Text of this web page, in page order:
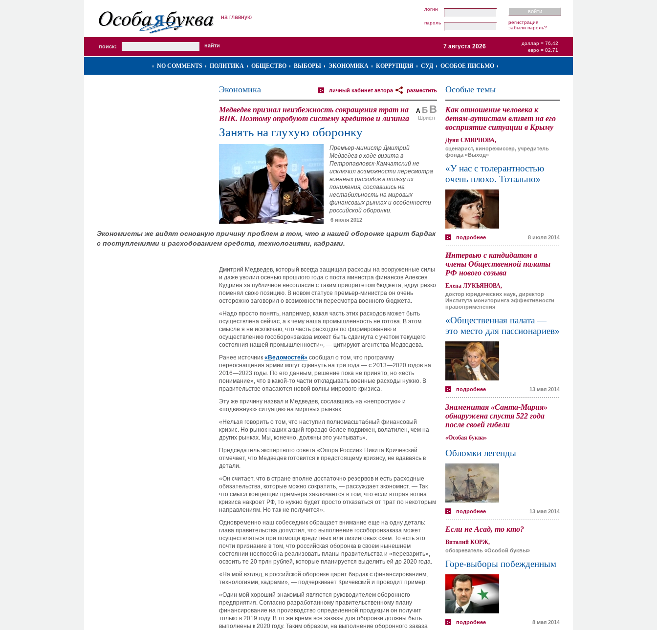
на главную
логин
пароль
регистрация
забыли пароль?
поиск:
доллар = 76,42
евро = 82,71
7 августа 2026
NO COMMENTS ПОЛИТИКА ОБЩЕСТВО ВЫБОРЫ ЭКОНОМИКА КОРРУПЦИЯ СУД ОСОБОЕ ПИСЬМО
Экономика разместить
личный кабинет автора
А Б В
Шрифт
Медведев признал неизбежность сокращения трат на
ВПК. Поэтому опробуют систему кредитов и лизинга
Занять на глухую оборонку
Премьер-министр Дмитрий
Медведев в ходе визита в
Петропавловск-Камчатский не
исключил возможности пересмотра
военных расходов в пользу их
понижения, сославшись на
нестабильность на мировых
финансовых рынках и особенности
российской оборонки.
6 июля 2012
Экономисты же видят основную причину проблем в том, что в нашей оборонке царит бардак
с поступлениями и расходованием средств, технологиями, кадрами.
Дмитрий Медведев, который всегда защищал расходы на вооруженные силы
и даже уволил осенью прошлого года с поста министра финансов Алексея
Кудрина за публичное несогласие с таким приоритетом бюджета, вдруг резко
поменял свою позицию. В новом статусе премьер-министра он очень
осторожно заговорил о возможности пересмотра военного бюджета.
«Надо просто понять, например, какая часть этих расходов может быть
осуществлена сейчас, а к чему наша промышленность не готова. В этом
смысле я не исключаю, что часть расходов по формированию и
осуществлению гособоронзаказа может быть сдвинута с учетом текущего
состояния нашей промышленности», — цитируют агентства Медведева.
Ранее источник «Ведомостей» сообщал о том, что программу
переоснащения армии могут сдвинуть на три года — с 2013—2020 годов на
2016—2023 годы. По его данным, решение пока не принято, но «есть
понимание», что в какой-то части откладывать военные расходы нужно. В
правительстве опасаются новой волны мирового кризиса.
Эту же причину назвал и Медведев, сославшись на «непростую» и
«подвижную» ситуацию на мировых рынках:
«Нельзя говорить о том, что наступил полномасштабный финансовый
кризис. Но рынок наших акций гораздо более подвижен, волатилен, чем на
других рынках. Мы, конечно, должны это учитывать».
Председатель экспертного совета «Опора России» Никита Кричевский
отмечает, что Медведев готовится к предстоящему кризису, не вдаваясь в
детали.
«Он считает, что в стране вполне достаточно резервов и есть расходные
обязательства, которые можно сократить, — рассуждает экономист. — Так
что смысл концепции премьера заключается в том, что если вторая волна
кризиса накроет РФ, то нужно будет просто отказаться от трат по некоторым
направлениям. Но так не получится».
Одновременно наш собеседник обращает внимание еще на одну деталь:
глава правительства допустил, что выполнение гособоронзаказа может
осуществляться при помощи кредитных или лизинговых схем. То есть это
почти признание в том, что российская оборонка в своем нынешнем
состоянии неспособна реализовать планы правительства и «переварить»,
освоить те 20 трлн рублей, которые планируется выделить ей до 2020 года.
«На мой взгляд, в российской оборонке царит бардак с финансированием,
технологиями, кадрами», — подчеркивает Кричевский и проводит пример:
«Один мой хороший знакомый является руководителем оборонного
предприятия. Согласно разработанному правительственному плану
финансирование на производство определенной продукции он получит
только в 2019 году. В то же время все заказы для оборонки должны быть
выполнены к 2020 году. Таким образом, на выполнение оборонного заказа
Особые темы
Как отношение человека к
детям-аутистам влияет на его
восприятие ситуации в Крыму
Дуня СМИРНОВА,
сценарист, кинорежиссер, учредитель
фонда «Выход»
«У нас с толерантностью
очень плохо. Тотально»
подробнее 8 июля 2014
Интервью с кандидатом в
члены Общественной палаты
РФ нового созыва
Елена ЛУКЬЯНОВА,
доктор юридических наук, директор
Института мониторинга эффективности
правоприменения
«Общественная палата —
это место для пассионариев»
подробнее 13 мая 2014
Знаменитая «Санта-Мария»
обнаружена спустя 522 года
после своей гибели
«Особая буква»
Обломки легенды
подробнее 13 мая 2014
Если не Асад, то кто?
Виталий КОРЖ,
обозреватель «Особой буквы»
Горе-выборы побежденным
подробнее 8 мая 2014